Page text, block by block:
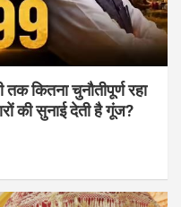
कितना चुनौतीपूर्ण रहा
की सुनाई देती है गूंज?